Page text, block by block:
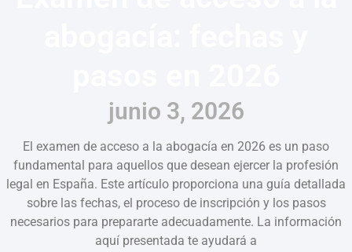
junio 3, 2026
El examen de acceso a la abogacía en 2026 es un paso
fundamental para aquellos que desean ejercer la profesión
legal en España. Este artículo proporciona una guía detallada
sobre las fechas, el proceso de inscripción y los pasos
necesarios para prepararte adecuadamente. La información
aquí presentada te ayudará a